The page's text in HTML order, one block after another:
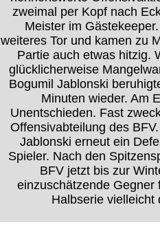
zweimal per Kopf nach
Meister im
weiteres Tor und kamen zu
Partie auch etwas hitzig.
glücklicherweise
Bogumil Jablonski
Minuten wieder. Am
Unentschieden. Fast
Offensivabteilung des
Jablonski erneut ein
Spieler. Nach den
BFV jetzt bis zur
einzuschätzende Gegner
Halbserie vielleicht